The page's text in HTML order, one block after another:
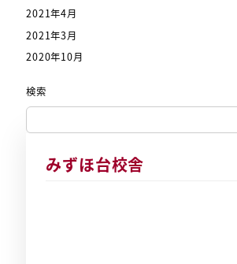
2021年4月
2021年3月
2020年10月
検索
みずほ台校舎